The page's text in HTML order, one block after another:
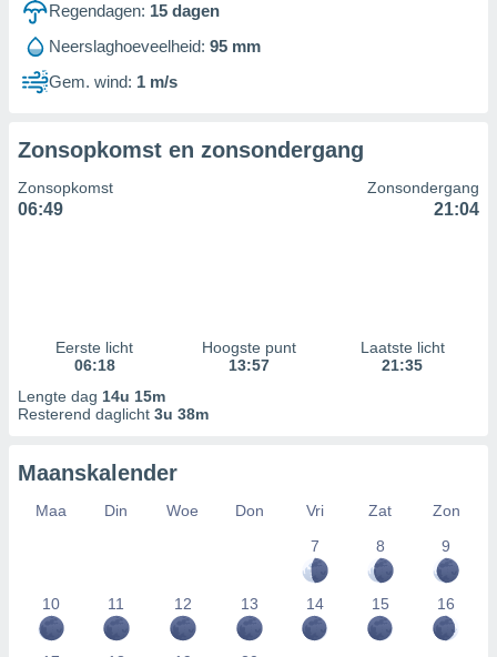
Regendagen: 15 dagen
Neerslaghoeveelheid: 95 mm
Gem. wind: 1 m/s
Zonsopkomst en zonsondergang
Zonsopkomst
06:49
Zonsondergang
21:04
Eerste licht
06:18
Hoogste punt
13:57
Laatste licht
21:35
Lengte dag 14u 15m
Resterend daglicht 3u 38m
Maanskalender
Maa Din Woe Don Vri Zat
Zon
7
8 9
10 11 12 13 14 15 16